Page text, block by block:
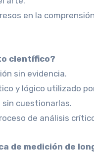
en la
científico?
sin evidencia.
y lógico utilizado
sin cuestionarlas.
de análisis
de medición de